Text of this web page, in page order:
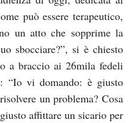
può essere terapeutico,
un atto che sopprime la
sbocciare?”, si è chiesto
a braccio ai 26mila fedeli
“Io vi domando: è giusto
un problema? Cosa
affittare un sicario per